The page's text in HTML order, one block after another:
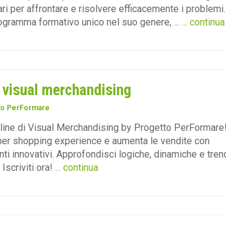
per affrontare e risolvere efficacemente i problemi.
formativo unico nel suo genere, ... ... continua
merchandising
PerFormare
di Visual Merchandising by Progetto PerFormare!
shopping experience e aumenta le vendite con
innovativi. Approfondisci logiche, dinamiche e
ora! ... continua